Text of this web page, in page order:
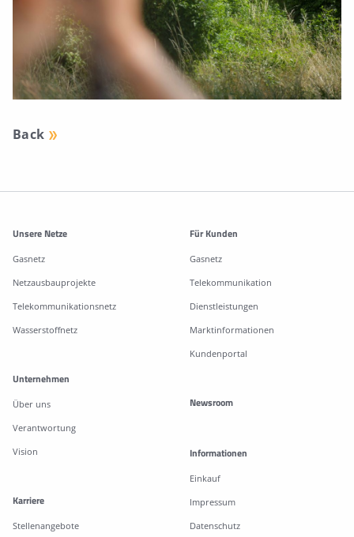
Back
Weitere Informationen
Unsere Netze
Gasnetz
Netzausbauprojekte
Telekommunikationsnetz
Wasserstoffnetz
Für Kunden
Gasnetz
Telekommunikation
Dienstleistungen
Marktinformationen
Kundenportal
Unternehmen
Über uns
Verantwortung
Vision
Karriere
Stellenangebote
Newsroom
Informationen
Einkauf
Impressum
Datenschutz